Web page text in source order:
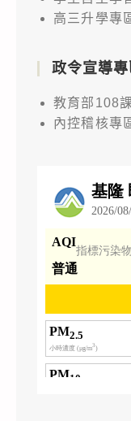
高三升學專
政令宣導專
教育部108
內控稽核專